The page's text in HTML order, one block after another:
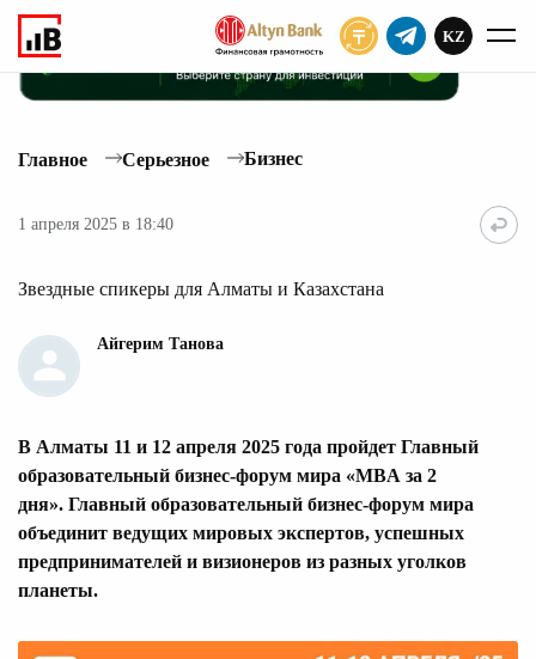
KZ
Главное Серьезное Бизнес
1 апреля 2025 в 18:40
Звездные спикеры для Алматы и Казахстана
Айгерим Танова
В Алматы 11 и 12 апреля 2025 года пройдет Главный
образовательный бизнес-форум мира «MBA за 2
дня». Главный образовательный бизнес-форум мира
объединит ведущих мировых экспертов, успешных
предпринимателей и визионеров из разных уголков
планеты.